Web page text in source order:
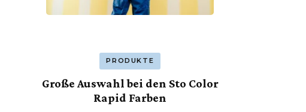
PRODUKTE
Große Auswahl bei den Sto Color
Rapid Farben